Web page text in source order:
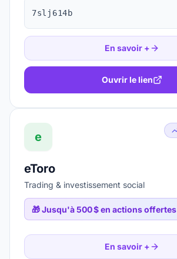
7slj614b
En savoir +
Ouvrir le lien
e
eToro
Trading & investissement social
🎁Jusqu'à 500 $ en actions offertes
En savoir +